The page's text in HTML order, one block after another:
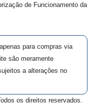
de Funcionamento da
para compras via
são meramente
a alterações no
os direitos reservados.